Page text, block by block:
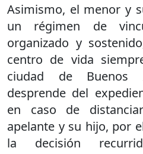
Asimismo, el menor y
un régimen de
organizado y
centro de vida
ciudad de Buenos
desprende del
en caso de
apelante y su hijo, por
la decisión